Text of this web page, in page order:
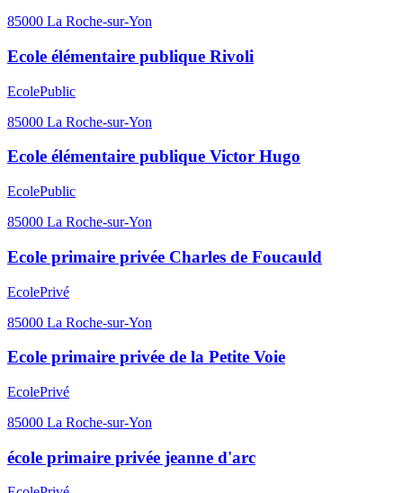
85000 La Roche-sur-Yon
Ecole élémentaire publique Rivoli
EcolePublic
85000 La Roche-sur-Yon
Ecole élémentaire publique Victor Hugo
EcolePublic
85000 La Roche-sur-Yon
Ecole primaire privée Charles de Foucauld
EcolePrivé
85000 La Roche-sur-Yon
Ecole primaire privée de la Petite Voie
EcolePrivé
85000 La Roche-sur-Yon
école primaire privée jeanne d'arc